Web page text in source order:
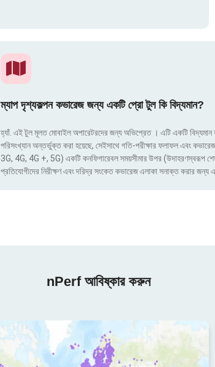
ম্যাপ দৃশ্যকল্পন কভারেজ জন্য একটি প্রো টুল কি বিদ্যমান?
হ্যাঁ. এই টুল মূলত মোবাইল অপারেটরদের জন্য অভিপ্রেত । এটি একটি বিদ্যমান
পরিসংখ্যান অন্তর্ভুক্ত করা হয়েছে, সেইসাথে গতি-পরীক্ষার ফলাফল এবং
3G, 4G, 4G +, 5G) একটি কনফিগারেবল সময়সীমার উপর (উদাহরণস্বরূপ শেষ
প্রতিযোগীদের নিরীক্ষণ এবং দরিদ্র সংকেত কভারেজ এলাকা সনাক্ত করার জন্য
nPerf আবিষ্কার করুন